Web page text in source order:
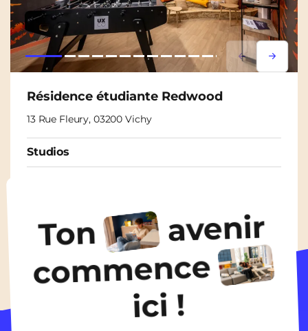
Lorem ipsum
Lorem
Résidence étudiante Redwood
13 Rue Fleury, 03200 Vichy
Studios
Découvrir les logements
Ton avenir
commence
ici !